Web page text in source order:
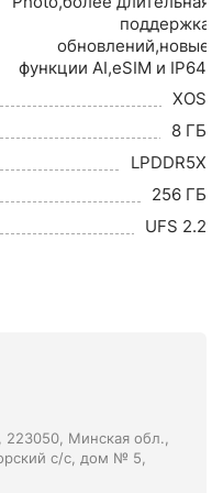
поддержка
обновлений,новые
функции AI,eSIM и IP64.
XOS
8 ГБ
LPDDR5X
256 ГБ
UFS 2.2
Минская обл.,
с/с, дом № 5,